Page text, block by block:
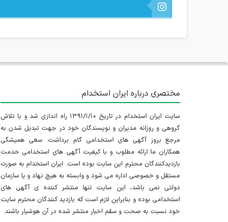
مختصری درباره ایران استخدام
سایت ایران استخدام در تاریخ ۱۳۹۱/۱/۱۰ راه اندازی شد و با تلاش
گروهی و روزانه مدیران و نویسندگان خود در جهت تبدیل شدن به
مرجع بروز آگهی های استخدامی گام برداشت. سعی همیشگی
همکاران ما ارائه مطلوب و با کیفیت آگهی های استخدامی خدمت
بازدیدکنندگان محترم این سایت بوده است. ایران استخدام به صورت
مستقل و خصوصی اداره می شود و وابسته به هیچ نهاد و یا سازمان
دولتی نمی باشد، این سایت تنها منتشر کننده ی آگهی های
استخدامی بوده و بنابراین لازم است که بازدید کنندگان محترم سایت
خود نسبت به صحت و سقم اخبار منتشر شده در آن هوشیار باشند.